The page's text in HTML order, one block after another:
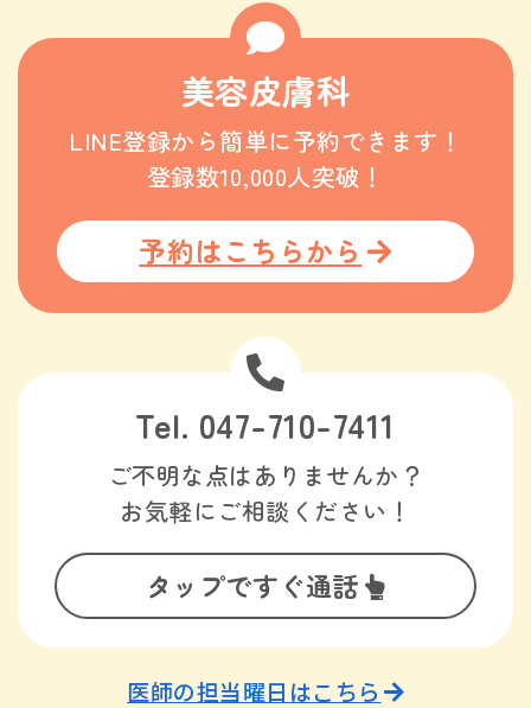
Tel. 047-710-7411
ご不明な点はありませんか？
お気軽にご相談ください！
タップですぐ通話
美容皮膚科
LINE登録から簡単に予約できます！
登録数10,000人突破！
予約はこちらから
医師の担当曜日はこちら